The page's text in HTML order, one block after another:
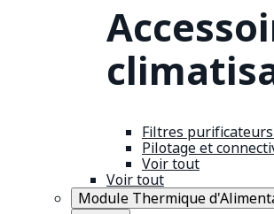
Filtres
Pilotage et
Voir tout
Voir tout
Module Thermique